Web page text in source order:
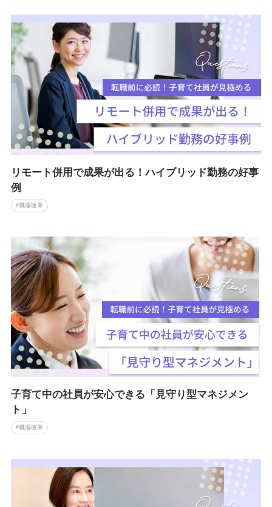
リモート併用で成果が出る！ハイブリッド勤務の好事
例
職場改革
子育て中の社員が安心できる「見守り型マネジメン
ト」
職場改革